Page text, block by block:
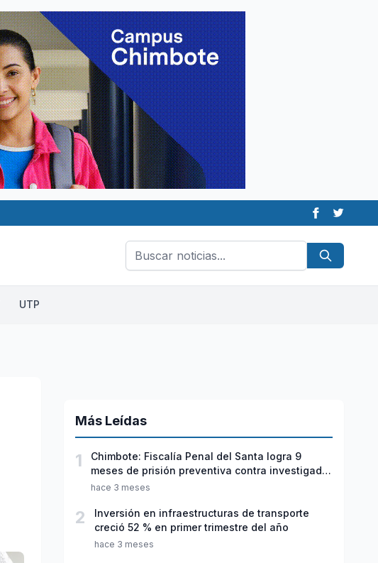
UTP
Más Leídas
1
Chimbote: Fiscalía Penal del Santa logra 9
meses de prisión preventiva contra investigado
por violación sexual y tentativa de feminicidio
hace 3 meses
2
Inversión en infraestructuras de transporte
creció 52 % en primer trimestre del año
hace 3 meses